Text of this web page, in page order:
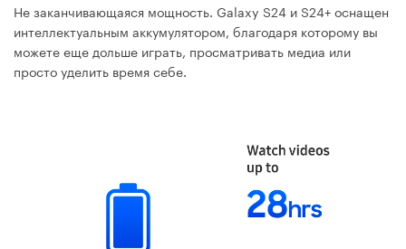
Не заканчивающаяся мощность. Galaxy S24 и S24+ оснащен
интеллектуальным аккумулятором, благодаря которому вы
можете еще дольше играть, просматривать медиа или
просто уделить время себе.